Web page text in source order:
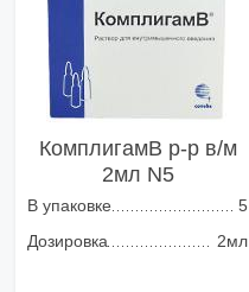
КомплигамВ р-р в/м
2мл N5
В упаковке
5
Дозировка
2мл